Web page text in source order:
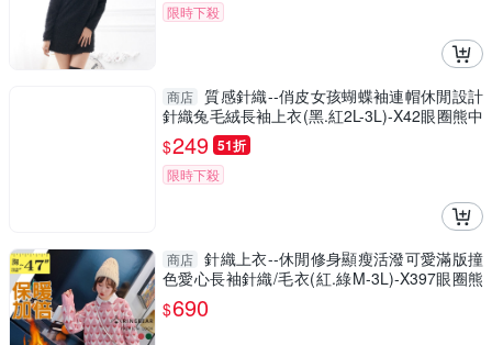
限時下殺
商店 質感針織--俏皮女孩蝴蝶袖連帽休閒設計
針織兔毛絨長袖上衣(黑.紅2L-3L)-X42眼圈熊中
大尺碼
$249 51折
限時下殺
商店 針織上衣--休閒修身顯瘦活潑可愛滿版撞
色愛心長袖針織/毛衣(紅.綠M-3L)-X397眼圈熊
中大尺碼
$690